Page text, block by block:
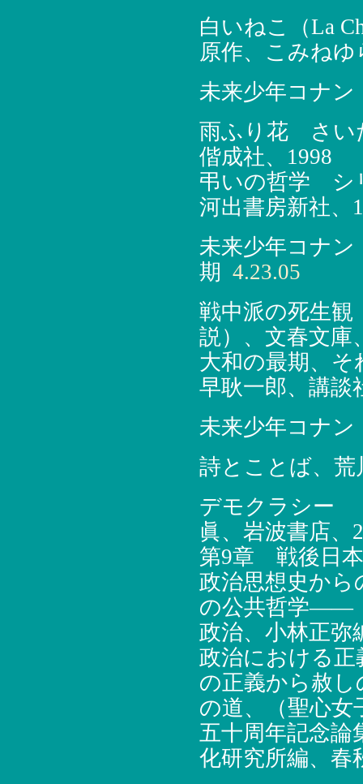
白いねこ（La
原作、こみねゆ
未来少年コナ
雨ふり花 さい
偕成社、1998
弔いの哲学 シ
河出書房新社、
未来少年コナ
期 4.23.05
戦中派の死生観
説）、文春文庫
大和の最期、
早耿一郎、講談
未来少年コナ
詩とことば、荒
デモクラシー
眞、岩波書店、
第9章 戦後日
政治思想史から
の公共哲学――
政治、小林正弥
政治における
の正義から赦
の道、（聖心女
五十周年記念論
化研究所編、春